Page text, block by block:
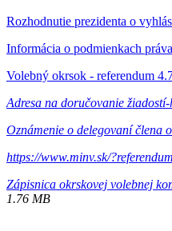
Rozhodnutie prezidenta o
Informácia o podmienkach
Volebný okrsok - referendum
Adresa na doručovanie
Oznámenie o delegovaní člena
https://www.minv.sk/?referendum
Zápisnica okrskovej volebnej
1.76 MB